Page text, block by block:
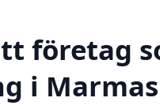
företag
i